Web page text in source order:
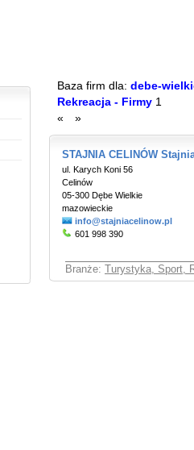
Baza firm dla: debe-
Rekreacja - Firmy 1
«
»
STAJNIA CELINÓW
ul. Karych Koni 56
Celinów
05-300 Dębe Wielkie
mazowieckie
info@stajniacelinow.pl
601 998 390
Branże: Turystyka, Sport,